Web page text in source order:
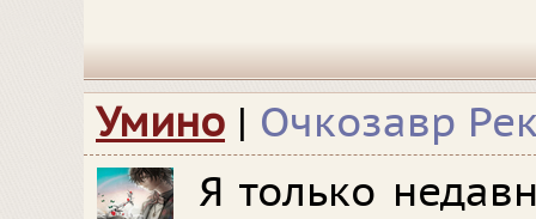
Умино | Очкозавр
Я только